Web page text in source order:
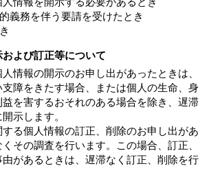
義務を伴う要請を受けたとき
よび訂正等について
情報の開示のお申し出があったときは、
障をきたす場合、または個人の生命、身
を害するおそれのある場合を除き、遅滞
示します。
る個人情報の訂正、削除のお申し出があ
その調査を行います。この場合、訂正、
があるときは、遅滞なく訂正、削除を行